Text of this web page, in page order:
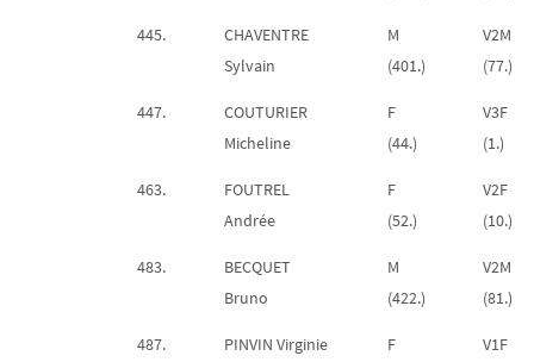
445.
CHAVENTRE
Sylvain
M
(401.)
V2M
(77.)
447.
COUTURIER
Micheline
F
(44.)
V3F
(1.)
463.
FOUTREL
Andrée
F
(52.)
V2F
(10.)
483.
BECQUET
Bruno
M
(422.)
V2M
(81.)
487. PINVIN Virginie
F
V1F